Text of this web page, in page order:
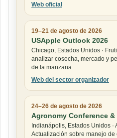
Web oficial
19–21 de agosto de 2026
USApple Outlook 2026
Chicago, Estados Unidos ·
analizar cosecha, mercado y
de la manzana.
Web del sector organizador
24–26 de agosto de 2026
Agronomy Conference &
Indianápolis, Estados Unidos ·
Actualización sobre manejo de